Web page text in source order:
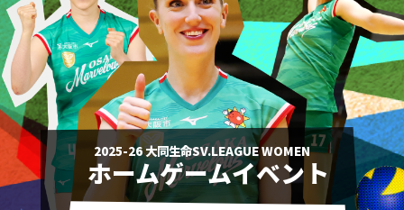
2025-26 大同生命SV.LEAGUE WOMEN
ホームゲームイベント